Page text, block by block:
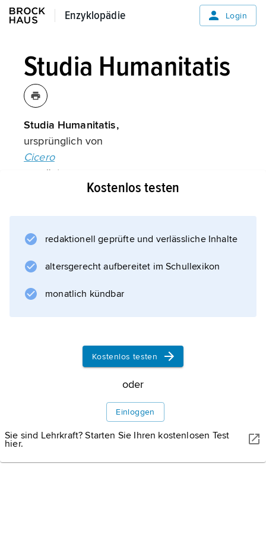
Enzyklopädie
Enzyklopädie Login
Studia Humanitatis
Studia Humanitatis,
ursprünglich von
Cicero
geprägte, von
Lehrfächer (lateinische, griechische und
Dichtung; Musik, Mathematik, Geschichte,
Moralphilosophie und Sport). Die Pflege der
Studia Humanitatis sollte den Geist der Antike
Kostenlos testen
redaktionell geprüfte und verlässliche Inhalte
altersgerecht aufbereitet im Schullexikon
monatlich kündbar
Kostenlos testen
oder
Einloggen
Sie sind Lehrkraft? Starten Sie Ihren kostenlosen Test
hier.